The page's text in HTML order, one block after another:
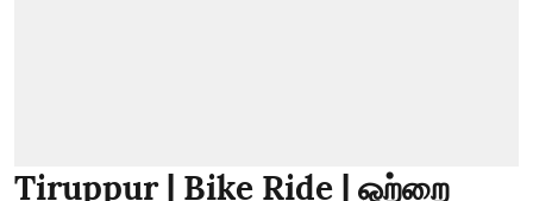
Tiruppur | Bike Ride | ஒற்றை